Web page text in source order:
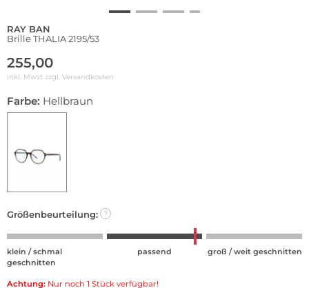
RAY BAN
Brille THALIA 2195/53
255,00
inkl. Mwst zzgl. Versandkosten
Farbe: Hellbraun
Größenbeurteilung: ?
klein / schmal
geschnitten
passend groß / weit geschnitten
Achtung: Nur noch 1 Stück verfügbar!